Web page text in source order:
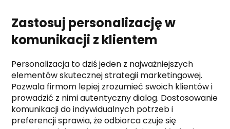
Zastosuj personalizację w
komunikacji z klientem
Personalizacja to dziś jeden z najważniejszych
elementów skutecznej strategii marketingowej.
Pozwala firmom lepiej zrozumieć swoich klientów i
prowadzić z nimi autentyczny dialog. Dostosowanie
komunikacji do indywidualnych potrzeb i
preferencji sprawia, że odbiorca czuje się